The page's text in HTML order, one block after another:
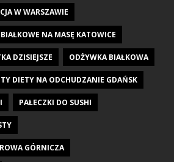
W WARSZAWIE
NA MASĘ KATOWICE
DZISIEJSZE ODŻYWKA BIAŁKOWA
DIETY NA ODCHUDZANIE GDAŃSK
PAŁECZKI DO SUSHI
GÓRNICZA